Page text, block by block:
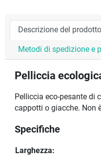
Descrizione del prodotto
Metodi di spedizione e
Pelliccia
Pelliccia eco-pesante di
cappotti o giacche. Non
Specifiche
Larghezza: